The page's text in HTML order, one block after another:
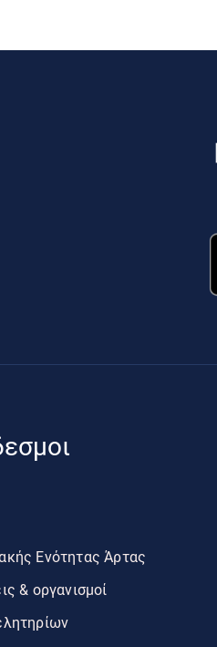
Ενότητας Άρτας
& οργανισμοί